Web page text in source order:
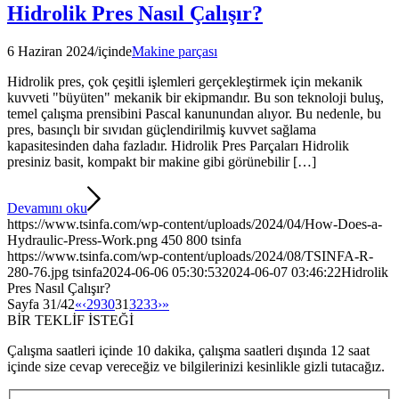
Hidrolik Pres Nasıl Çalışır?
6 Haziran 2024/içindeMakine parçası
Hidrolik pres, çok çeşitli işlemleri gerçekleştirmek için mekanik
kuvveti "büyüten" mekanik bir ekipmandır. Bu son teknoloji buluş,
temel çalışma prensibini Pascal kanunundan alıyor. Bu nedenle, bu
pres, basınçlı bir sıvıdan güçlendirilmiş kuvvet sağlama
kapasitesinden daha fazladır. Hidrolik Pres Parçaları Hidrolik
presiniz basit, kompakt bir makine gibi görünebilir […]
Devamını oku
https://www.tsinfa.com/wp-content/uploads/2024/04/How-Does-a-
Hydraulic-Press-Work.png 450 800 tsinfa
https://www.tsinfa.com/wp-content/uploads/2024/08/TSINFA-R-
280-76.jpg tsinfa2024-06-06 05:30:532024-06-07 03:46:22Hidrolik
Pres Nasıl Çalışır?
Sayfa 31/42«‹2930313233›»
BİR TEKLİF İSTEĞİ
Çalışma saatleri içinde 10 dakika, çalışma saatleri dışında 12 saat
içinde size cevap vereceğiz ve bilgilerinizi kesinlikle gizli tutacağız.